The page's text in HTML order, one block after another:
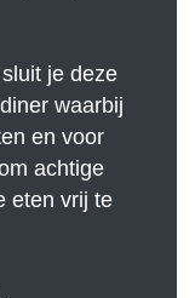
je deze
waarbij
en voor
achtige
eten vrij te